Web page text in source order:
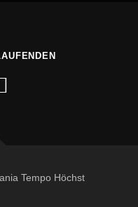
Tempo Höchst